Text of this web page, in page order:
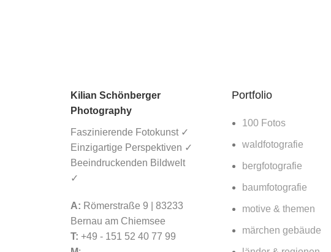
Lorbeerwald
Fanal auf
für Fotografen
2026?
15. März 2026
Kilian Schönberger
Photography
Faszinierende Fotokunst ✓
Einzigartige Perspektiven ✓
Beeindruckenden Bildwelt
✓
A: Römerstraße 9 | 83233
Bernau am Chiemsee
T: +49 - 151 52 40 77 99
Portfolio
100 Fotos
waldfotografie
bergfotografie
baumfotografie
motive & themen
märchen gebäude